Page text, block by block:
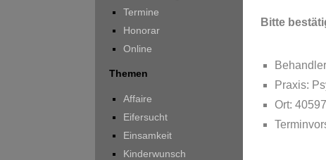
Termine
Honorar
Online
Themen
Affaire
Eifersucht
Einsamkeit
Kinderwunsch
Bitte
Praxis:
Ort: